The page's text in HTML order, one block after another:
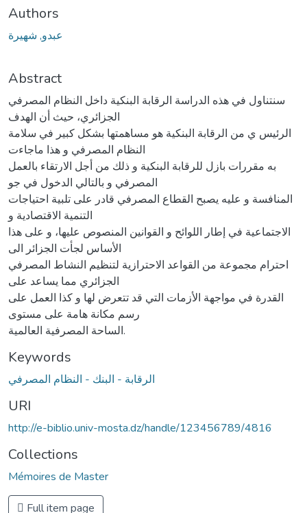
Authors
عبدو, شهيرة
Abstract
سنتناول في هذه الدراسة الرقابة البنكية داخل النظام المصرفي
الجزائري، حيث أن الهدف
الرئيس ي من الرقابة البنكية هو مساهمتها بشكل كبير في سلامة
النظام المصرفي و هذا ماجاءت
به مقررات بازل للرقابة البنكية و ذلك من أجل الارتقاء بالعمل
المصرفي و بالتالي الدخول في جو
المنافسة و عليه يصبح القطاع المصرفي قادر على تلبية احتياجات
التنمية الاقتصادية و
الاجتماعية في إطار اللوائح و القوانين المنصوص عليها، و على هذا
الأساس لجأت الجزائر الى
احترام مجموعة من القواعد الاحترازية لتنظيم النشاط المصرفي
الجزائري مما يساعد على
القدرة في مواجهة الأزمات التي قد تتعرض لها و كذا العمل على
رسم مكانة هامة على مستوى
الساحة المصرفية العالمية.
Keywords
الرقابة - البنك - النظام المصرفي
URI
http://e-biblio.univ-mosta.dz/handle/123456789/4816
Collections
Mémoires de Master
Full item page